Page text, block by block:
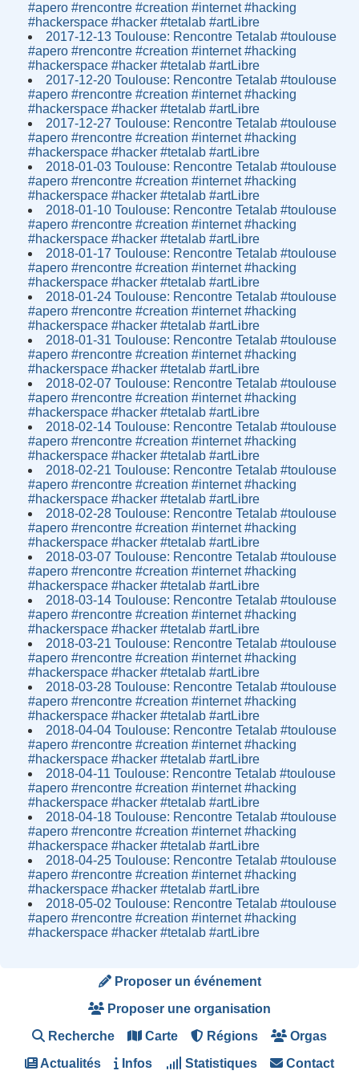
#apero #rencontre #creation #internet #hacking
#hackerspace #hacker #tetalab #artLibre
2017-12-13 Toulouse: Rencontre Tetalab #toulouse
#apero #rencontre #creation #internet #hacking
#hackerspace #hacker #tetalab #artLibre
2017-12-20 Toulouse: Rencontre Tetalab #toulouse
#apero #rencontre #creation #internet #hacking
#hackerspace #hacker #tetalab #artLibre
2017-12-27 Toulouse: Rencontre Tetalab #toulouse
#apero #rencontre #creation #internet #hacking
#hackerspace #hacker #tetalab #artLibre
2018-01-03 Toulouse: Rencontre Tetalab #toulouse
#apero #rencontre #creation #internet #hacking
#hackerspace #hacker #tetalab #artLibre
2018-01-10 Toulouse: Rencontre Tetalab #toulouse
#apero #rencontre #creation #internet #hacking
#hackerspace #hacker #tetalab #artLibre
2018-01-17 Toulouse: Rencontre Tetalab #toulouse
#apero #rencontre #creation #internet #hacking
#hackerspace #hacker #tetalab #artLibre
2018-01-24 Toulouse: Rencontre Tetalab #toulouse
#apero #rencontre #creation #internet #hacking
#hackerspace #hacker #tetalab #artLibre
2018-01-31 Toulouse: Rencontre Tetalab #toulouse
#apero #rencontre #creation #internet #hacking
#hackerspace #hacker #tetalab #artLibre
2018-02-07 Toulouse: Rencontre Tetalab #toulouse
#apero #rencontre #creation #internet #hacking
#hackerspace #hacker #tetalab #artLibre
2018-02-14 Toulouse: Rencontre Tetalab #toulouse
#apero #rencontre #creation #internet #hacking
#hackerspace #hacker #tetalab #artLibre
2018-02-21 Toulouse: Rencontre Tetalab #toulouse
#apero #rencontre #creation #internet #hacking
#hackerspace #hacker #tetalab #artLibre
2018-02-28 Toulouse: Rencontre Tetalab #toulouse
#apero #rencontre #creation #internet #hacking
#hackerspace #hacker #tetalab #artLibre
2018-03-07 Toulouse: Rencontre Tetalab #toulouse
#apero #rencontre #creation #internet #hacking
#hackerspace #hacker #tetalab #artLibre
2018-03-14 Toulouse: Rencontre Tetalab #toulouse
#apero #rencontre #creation #internet #hacking
#hackerspace #hacker #tetalab #artLibre
2018-03-21 Toulouse: Rencontre Tetalab #toulouse
#apero #rencontre #creation #internet #hacking
#hackerspace #hacker #tetalab #artLibre
2018-03-28 Toulouse: Rencontre Tetalab #toulouse
#apero #rencontre #creation #internet #hacking
#hackerspace #hacker #tetalab #artLibre
2018-04-04 Toulouse: Rencontre Tetalab #toulouse
#apero #rencontre #creation #internet #hacking
#hackerspace #hacker #tetalab #artLibre
2018-04-11 Toulouse: Rencontre Tetalab #toulouse
#apero #rencontre #creation #internet #hacking
#hackerspace #hacker #tetalab #artLibre
2018-04-18 Toulouse: Rencontre Tetalab #toulouse
#apero #rencontre #creation #internet #hacking
#hackerspace #hacker #tetalab #artLibre
2018-04-25 Toulouse: Rencontre Tetalab #toulouse
#apero #rencontre #creation #internet #hacking
#hackerspace #hacker #tetalab #artLibre
2018-05-02 Toulouse: Rencontre Tetalab #toulouse
#apero #rencontre #creation #internet #hacking
#hackerspace #hacker #tetalab #artLibre
Proposer un événement
Proposer une organisation
Recherche Carte Régions Orgas
Actualités Infos Statistiques Contact